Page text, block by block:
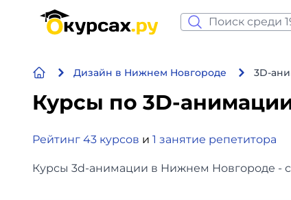
Дизайн в Нижнем Новгороде 3D-
Курсы по 3D-
Рейтинг 43 курсов и 1 занятие репетитора
Курсы 3d-анимации в Нижнем Новгороде -
Программирование
Бизнес и финансы
Дизайн